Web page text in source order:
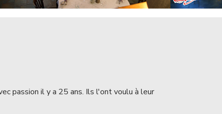
passion il y a 25 ans. Ils l'ont voulu à leur